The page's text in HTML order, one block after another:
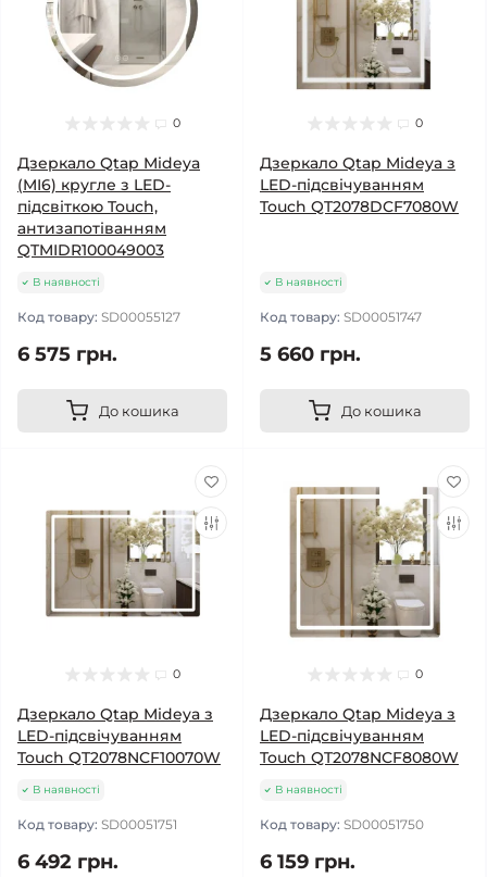
0
Дзеркало Qtap Mideya
(MI6) кругле з LED-
підсвіткою Touch,
антизапотіванням
QTMIDR100049003
В наявності
Код товару: SD00055127
6 575 грн.
До кошика
0
Дзеркало Qtap Mideya з
LED-підсвічуванням
Touch QT2078DCF7080W
В наявності
Код товару: SD00051747
5 660 грн.
До кошика
0
Дзеркало Qtap Mideya з
LED-підсвічуванням
Touch QT2078NCF10070W
В наявності
Код товару: SD00051751
6 492 грн.
0
Дзеркало Qtap Mideya з
LED-підсвічуванням
Touch QT2078NCF8080W
В наявності
Код товару: SD00051750
6 159 грн.